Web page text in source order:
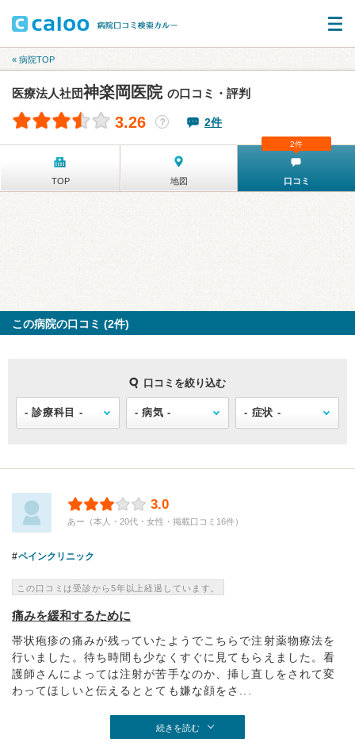
« 病院TOP
医療法人社団神楽岡医院 の口コミ・評判
3.26 ？ 2件
TOP 地図 口コミ
2件
この病院の口コミ (2件)
口コミを絞り込む
3.0
あー（本人・20代・女性・掲載口コミ16件）
ペインクリニック
この口コミは受診から5年以上経過しています。
痛みを緩和するために
帯状疱疹の痛みが残っていたようでこちらで注射薬物療法を
行いました。待ち時間も少なくすぐに見てもらえました。看
護師さんによっては注射が苦手なのか、挿し直しをされて変
わってほしいと伝えるととても嫌な顔をさ...
続きを読む